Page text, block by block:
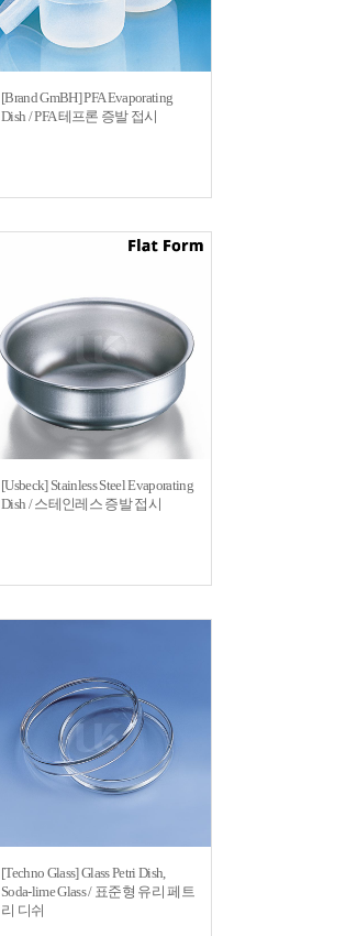
[Brand GmBH] PFA Evaporating
Dish / PFA 테프론 증발 접시
[Usbeck] Stainless Steel Evaporating
Dish / 스테인레스 증발 접시
[Techno Glass] Glass Petri Dish,
Soda-lime Glass / 표준형 유리 페트
리 디쉬